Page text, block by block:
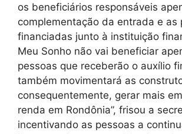
os beneficiários responsáveis
complementação da entrada e as
financiadas junto à instituição
Meu Sonho não vai beneficiar
pessoas que receberão o auxílio
também movimentará as
consequentemente, gerar mais
renda em Rondônia”, frisou a
incentivando as pessoas a